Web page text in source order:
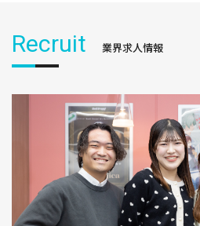
Recruit 業界求人情報